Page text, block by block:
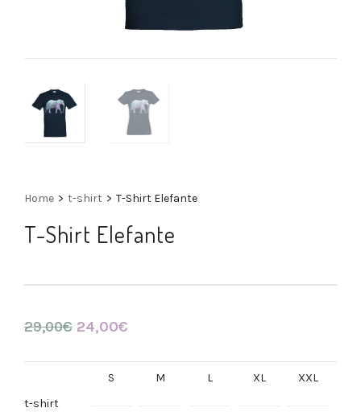
Home > t-shirt > T-Shirt Elefante
T-Shirt Elefante
29,00€ Il
originale
24,00€
attuale
t-shirt
S M L XL XXL